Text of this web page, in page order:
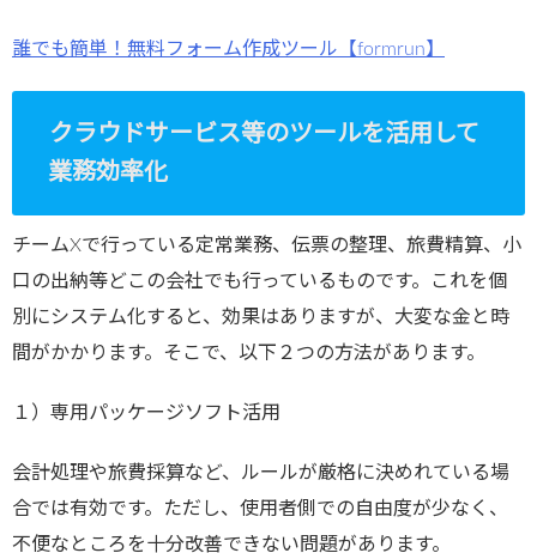
誰でも簡単！無料フォーム作成ツール【formrun】
クラウドサービス等のツールを活用して
業務効率化
チームXで行っている定常業務、伝票の整理、旅費精算、小
口の出納等どこの会社でも行っているものです。これを個
別にシステム化すると、効果はありますが、大変な金と時
間がかかります。そこで、以下２つの方法があります。
１）専用パッケージソフト活用
会計処理や旅費採算など、ルールが厳格に決めれている場
合では有効です。ただし、使用者側での自由度が少なく、
不便なところを十分改善できない問題があります。